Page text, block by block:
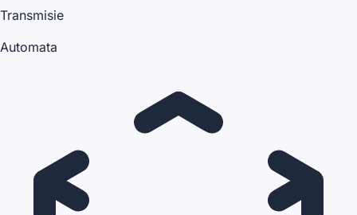
Transmisie
Automata